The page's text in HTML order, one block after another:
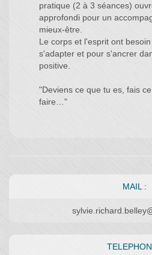
pratique (2 à 3 séances)
approfondi pour un
mieux-être.
Le corps et l'esprit ont
s'adapter et pour s'ancrer
positive.
"Deviens ce que tu es, fais
faire…"
MAIL :